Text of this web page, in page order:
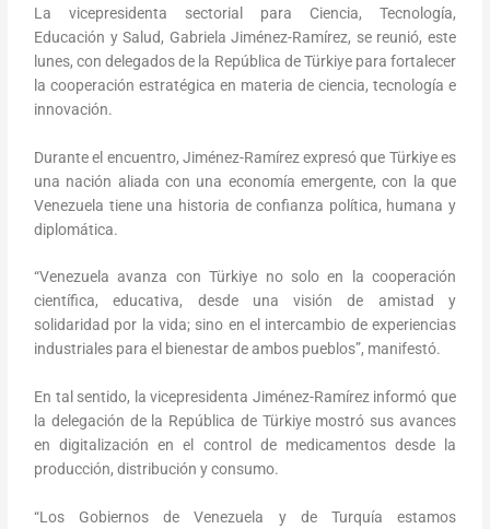
La vicepresidenta sectorial para Ciencia, Tecnología,
Educación y Salud, Gabriela Jiménez-Ramírez, se reunió, este
lunes, con delegados de la República de Türkiye para fortalecer
la cooperación estratégica en materia de ciencia, tecnología e
innovación.
Durante el encuentro, Jiménez-Ramírez expresó que Türkiye es
una nación aliada con una economía emergente, con la que
Venezuela tiene una historia de confianza política, humana y
diplomática.
“Venezuela avanza con Türkiye no solo en la cooperación
científica, educativa, desde una visión de amistad y
solidaridad por la vida; sino en el intercambio de experiencias
industriales para el bienestar de ambos pueblos”, manifestó.
En tal sentido, la vicepresidenta Jiménez-Ramírez informó que
la delegación de la República de Türkiye mostró sus avances
en digitalización en el control de medicamentos desde la
producción, distribución y consumo.
“Los Gobiernos de Venezuela y de Turquía estamos